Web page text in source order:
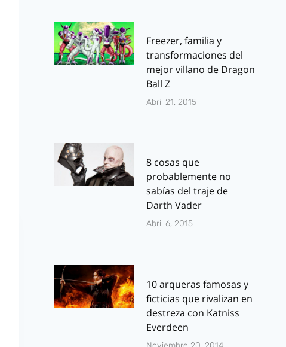
Freezer, familia y
transformaciones del
mejor villano de Dragon
Ball Z
Abril 21, 2015
8 cosas que
probablemente no
sabías del traje de
Darth Vader
Abril 6, 2015
10 arqueras famosas y
ficticias que rivalizan en
destreza con Katniss
Everdeen